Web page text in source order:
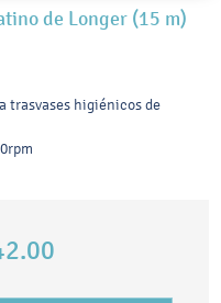
de Longer (15 m)
trasvases higiénicos de